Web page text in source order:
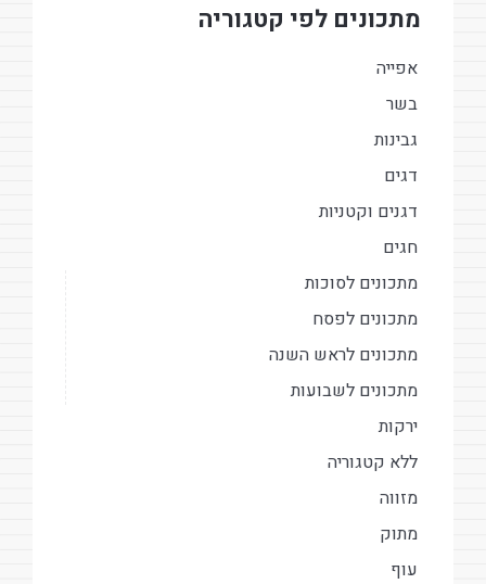
מתכונים לפי קטגוריה
אפייה
בשר
גבינות
דגים
דגנים וקטניות
חגים
מתכונים לסוכות
מתכונים לפסח
מתכונים לראש השנה
מתכונים לשבועות
ירקות
ללא קטגוריה
מזווה
מתוק
עוף